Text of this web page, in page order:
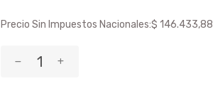
Precio Sin Impuestos Nacionales:$ 146.433,88